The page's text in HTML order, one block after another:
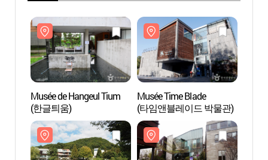
Musée de Hangeul Tium
(한글틔움)
Musée Time Blade
(타임앤블레이드 박물관)